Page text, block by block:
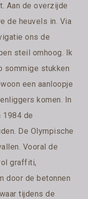
Aan de overzijde
de heuvels in. Via
ons de
steil omhoog. Ik
sommige stukken
een aanloopje
komen. In
1984 de
De Olympische
Vooral de
graffiti,
door de betonnen
tijdens de